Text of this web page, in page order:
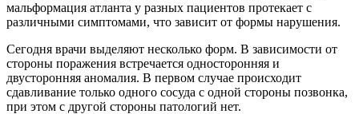
мальформация атланта у разных пациентов протекает с
различными симптомами, что зависит от формы нарушения.
Сегодня врачи выделяют несколько форм. В зависимости от
стороны поражения встречается односторонняя и
двусторонняя аномалия. В первом случае происходит
сдавливание только одного сосуда с одной стороны позвонка,
при этом с другой стороны патологий нет.